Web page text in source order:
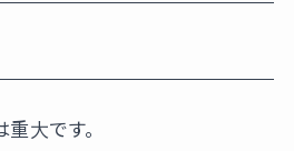
大です。